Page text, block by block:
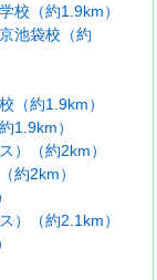
校（約1.9km）
池袋校（約
（約1.9km）
1.9km）
）（約2km）
約2km）
）（約2.1km）